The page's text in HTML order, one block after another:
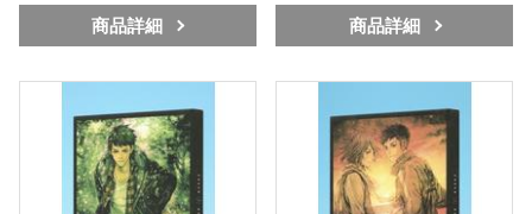
商品詳細 商品詳細